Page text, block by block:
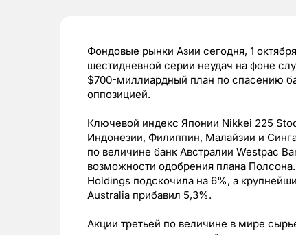
Фондовые рынки Азии сегодня, 1
шестидневной серии неудач на фоне
$700-миллиардный план по спасению
оппозицией.
Ключевой индекс Японии Nikkei 225
Индонезии, Филиппин, Малайзии и
по величине банк Австралии Westpac
возможности одобрения плана
Holdings подскочила на 6%, а
Australia прибавил 5,3%.
Акции третьей по величине в мире